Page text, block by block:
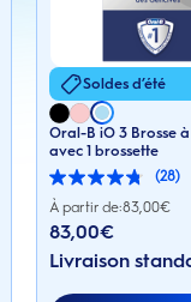
Soldes d’été
Oral-B iO 3 Brosse
avec 1 brossette
(28)
4.8
sur
étoiles.
28
À partir de:83,00€
83,00€
Livraison